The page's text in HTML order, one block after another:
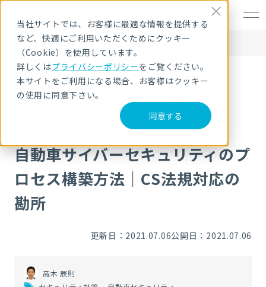
当社サイトでは、お客様に最適な情報を提供する
など、快適にご利用いただくためにクッキー
（Cookie）を使用しています。
詳しくはプライバシーポリシーをご覧ください。
本サイトをご利用になる場合、お客様はクッキー
の使用に同意下さい。
同意する
HOME
NRIセキュア ブログ
自動車サイバーセキュリティのプロセス構築方法｜CS法規対応の勘所
NRIセキュア ブログ
自動車サイバーセキュリティのプ
ロセス構築方法｜CS法規対応の
勘所
更新日：2021.07.06公開日：2021.07.06
高木 辰則